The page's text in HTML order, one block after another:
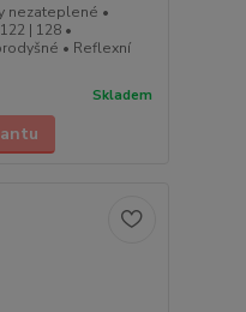
nezateplené •
| 128 •
• Reflexní
Skladem